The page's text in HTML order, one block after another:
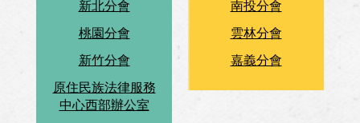
新北分會
桃園分會
新竹分會
原住民族法律服務
中心西部辦公室
南投分會
雲林分會
嘉義分會